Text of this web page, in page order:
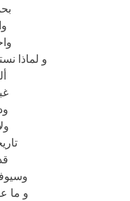
و لماذا
و ما